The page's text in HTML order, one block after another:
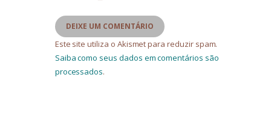
Este site utiliza o Akismet para reduzir spam.
Saiba como seus dados em comentários são
processados.